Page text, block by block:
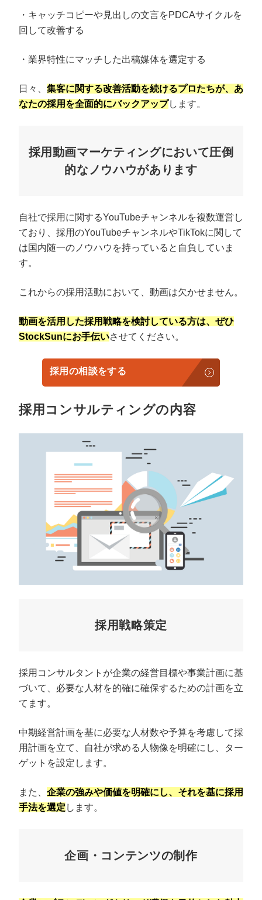
・キャッチコピーや見出しの文言をPDCAサイクルを
回して改善する
・業界特性にマッチした出稿媒体を選定する
日々、 集客に関する改善活動を続けるプロたちが、あ
なたの採用を全面的にバックアップします。
採用動画マーケティングにおいて圧倒
的なノウハウがあります
自社で採用に関するYouTubeチャンネルを複数運営し
ており、採用のYouTubeチャンネルやTikTokに関して
は国内随一のノウハウを持っていると自負していま
す。
これからの採用活動において、動画は欠かせません。
動画を活用した採用戦略を検討している方は、ぜひ
StockSunにお手伝いさせてください。
採用の相談をする
採用コンサルティングの内容
採用戦略策定
採用コンサルタントが企業の経営目標や事業計画に基
づいて、必要な人材を的確に確保するための計画を立
てます。
中期経営計画を基に必要な人材数や予算を考慮して採
用計画を立て、自社が求める人物像を明確にし、ター
ゲットを設定します。
また、 企業の強みや価値を明確にし、それを基に採用
手法を選定 します。
企画・コンテンツの制作